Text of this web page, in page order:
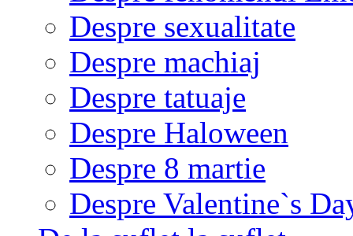
Despre sexualitate
Despre machiaj
Despre tatuaje
Despre Haloween
Despre 8 martie
Despre Valentine`s